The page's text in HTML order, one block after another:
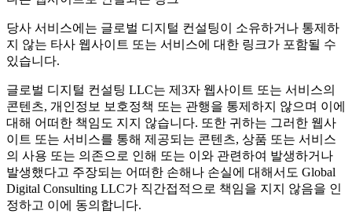
당사 서비스에는 글로벌 디지털 컨설팅이 소유하거나 통제하
지 않는 타사 웹사이트 또는 서비스에 대한 링크가 포함될 수
있습니다.
글로벌 디지털 컨설팅 LLC는 제3자 웹사이트 또는 서비스의
콘텐츠, 개인정보 보호정책 또는 관행을 통제하지 않으며 이에
대해 어떠한 책임도 지지 않습니다. 또한 귀하는 그러한 웹사
이트 또는 서비스를 통해 제공되는 콘텐츠, 상품 또는 서비스
의 사용 또는 의존으로 인해 또는 이와 관련하여 발생하거나
발생했다고 주장되는 어떠한 손해나 손실에 대해서도 Global
Digital Consulting LLC가 직간접적으로 책임을 지지 않음을 인
정하고 이에 동의합니다.